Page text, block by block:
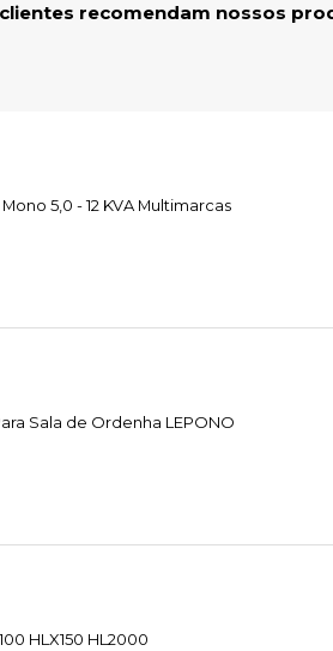
recomendam nossos
5,0 - 12 KVA Multimarcas
Sala de Ordenha LEPONO
HLX150 HL2000